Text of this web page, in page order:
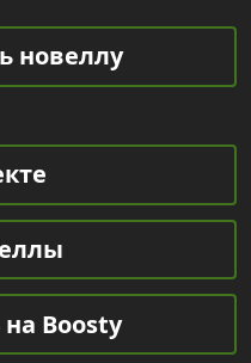
новеллу
Boosty